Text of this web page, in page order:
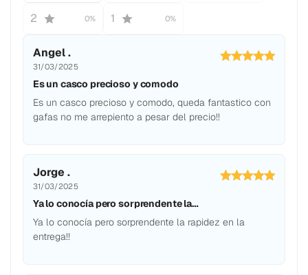
2 0% 1 0%
Angel .
31/03/2025
Es un casco precioso y comodo
Es un casco precioso y comodo, queda fantastico con
gafas no me arrepiento a pesar del precio!!
Jorge .
31/03/2025
Ya lo conocía pero sorprendente la…
Ya lo conocía pero sorprendente la rapidez en la
entrega!!